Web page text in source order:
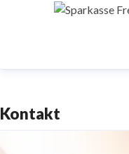
Kontakt